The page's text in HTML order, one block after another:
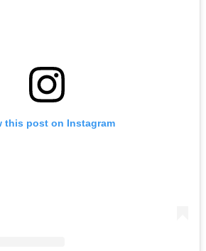
this post on Instagram